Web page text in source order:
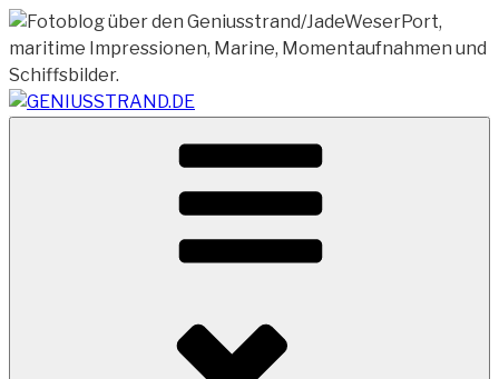
Zum
Inhalt
springen
GENIUSSTRAND.DE
Vom Geniusstrand zum JadeWeserPort/Container
Terminal Wilhelmshaven